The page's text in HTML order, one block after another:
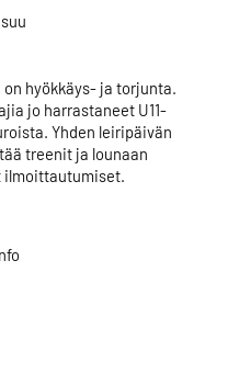
hyökkäys- ja torjunta.
jo harrastaneet U11-
Yhden leiripäivän
treenit ja lounaan
ilmoittautumiset.